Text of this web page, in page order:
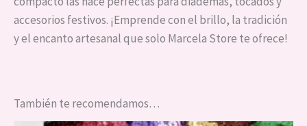
accesorios festivos. ¡Emprende con el brillo, la tradición
y el encanto artesanal que solo Marcela Store te ofrece!
También te recomendamos…